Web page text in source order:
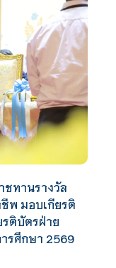
ชทานรางวัล
พ มอบเกียรติ
รติบัตรฝ่าย
รศึกษา 2569